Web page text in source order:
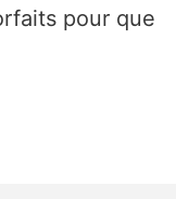
pour que